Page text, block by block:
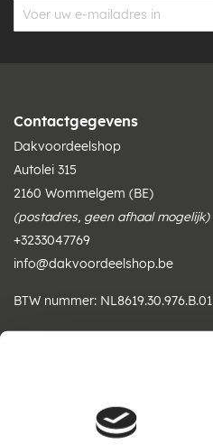
Contactgegevens
Dakvoordeelshop
Autolei 315
2160 Wommelgem (BE)
(postadres, geen afhaal mogelijk)
+3233047769
info@dakvoordeelshop.be
BTW nummer: NL8619.30.976.B.01
ma t/m vr: 07:30 - 16:30 uur